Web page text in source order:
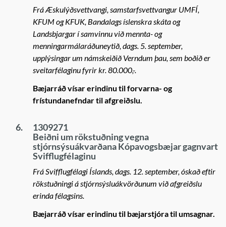
Frá Æskulýðsvettvangi, samstarfsvettvangur UMFÍ,
KFUM og KFUK, Bandalags íslenskra skáta og
Landsbjargar í samvinnu við mennta- og
menningarmálaráðuneytið, dags. 5. september,
upplýsingar um námskeiðið Verndum þau, sem boðið er
sveitarfélaginu fyrir kr. 80.000,-.
Bæjarráð vísar erindinu til forvarna- og
frístundanefndar til afgreiðslu.
6.
1309271
Beiðni um rökstuðning vegna
stjórnsýsuákvarðana Kópavogsbæjar gagnvart
Svifflugfélaginu
Frá Svifflugfélagi Íslands, dags. 12. september, óskað eftir
rökstuðningi á stjórnsýsluákvörðunum við afgreiðslu
erinda félagsins.
Bæjarráð vísar erindinu til bæjarstjóra til umsagnar.